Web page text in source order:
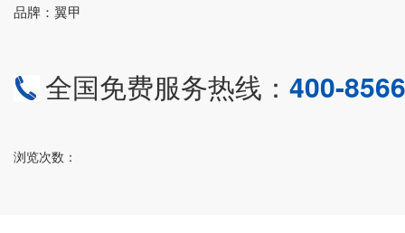
品牌：翼甲
全国免费服务热线： 400-
浏览次数：